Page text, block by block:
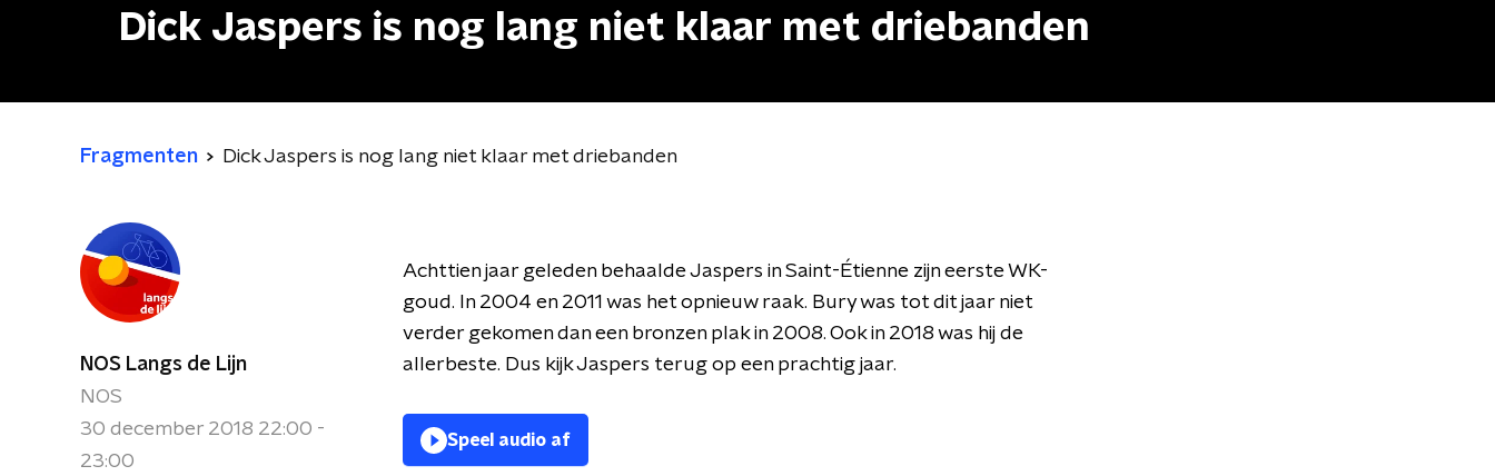
Dick Jaspers is nog lang niet klaar met driebanden
Fragmenten Dick Jaspers is nog lang niet klaar met driebanden
NOS Langs de Lijn
NOS
30 december 2018 22:00 -
23:00
Achttien jaar geleden behaalde Jaspers in Saint-Étienne zijn eerste WK-
goud. In 2004 en 2011 was het opnieuw raak. Bury was tot dit jaar niet
verder gekomen dan een bronzen plak in 2008. Ook in 2018 was hij de
allerbeste. Dus kijk Jaspers terug op een prachtig jaar.
Speel audio af